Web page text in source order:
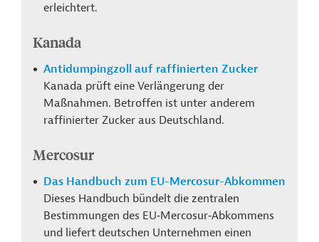
erleichtert.
Kanada
Antidumpingzoll auf raffinierten Zucker
Kanada prüft eine Verlängerung der
Maßnahmen. Betroffen ist unter anderem
raffinierter Zucker aus Deutschland.
Mercosur
Das Handbuch zum EU-Mercosur-Abkommen
Dieses Handbuch bündelt die zentralen
Bestimmungen des EU‑Mercosur‑Abkommens
und liefert deutschen Unternehmen einen